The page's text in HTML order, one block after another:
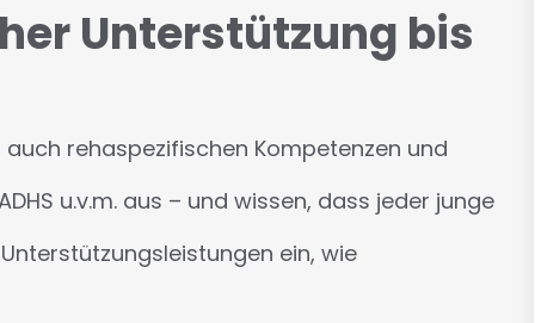
Unterstützung bis
rehaspezifischen Kompetenzen und
u.v.m. aus – und wissen, dass jeder junge
ein, wie